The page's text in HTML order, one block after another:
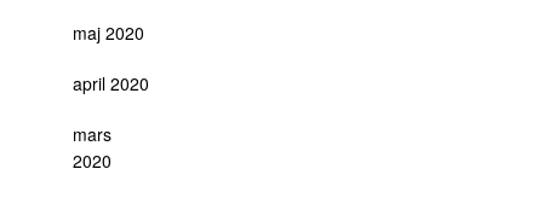
maj 2020
april 2020
mars
2020